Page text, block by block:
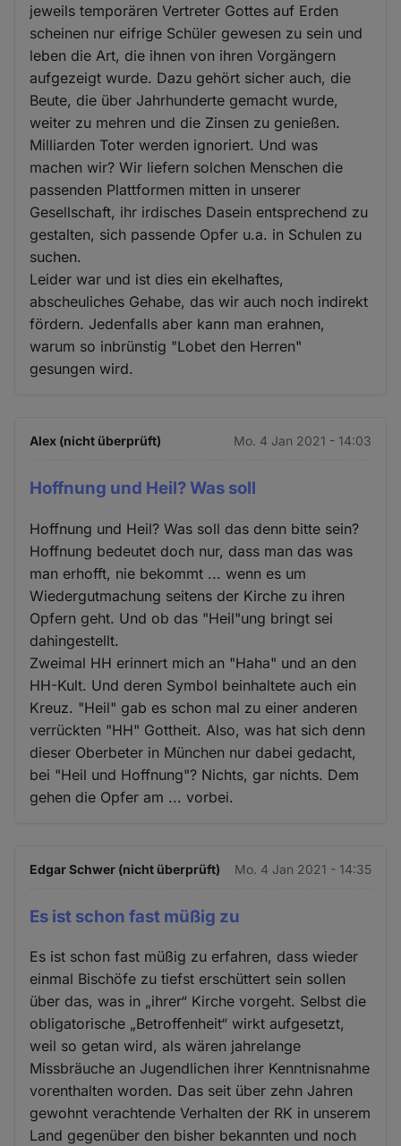
jeweils temporären Vertreter Gottes auf Erden
scheinen nur eifrige Schüler gewesen zu sein und
leben die Art, die ihnen von ihren Vorgängern
aufgezeigt wurde. Dazu gehört sicher auch, die
Beute, die über Jahrhunderte gemacht wurde,
weiter zu mehren und die Zinsen zu genießen.
Milliarden Toter werden ignoriert. Und was
machen wir? Wir liefern solchen Menschen die
passenden Plattformen mitten in unserer
Gesellschaft, ihr irdisches Dasein entsprechend zu
gestalten, sich passende Opfer u.a. in Schulen zu
suchen.
Leider war und ist dies ein ekelhaftes,
abscheuliches Gehabe, das wir auch noch indirekt
fördern. Jedenfalls aber kann man erahnen,
warum so inbrünstig "Lobet den Herren"
gesungen wird.
Alex (nicht überprüft) Mo. 4 Jan 2021 - 14:03
Hoffnung und Heil? Was soll
Hoffnung und Heil? Was soll das denn bitte sein?
Hoffnung bedeutet doch nur, dass man das was
man erhofft, nie bekommt ... wenn es um
Wiedergutmachung seitens der Kirche zu ihren
Opfern geht. Und ob das "Heil"ung bringt sei
dahingestellt.
Zweimal HH erinnert mich an "Haha" und an den
HH-Kult. Und deren Symbol beinhaltete auch ein
Kreuz. "Heil" gab es schon mal zu einer anderen
verrückten "HH" Gottheit. Also, was hat sich denn
dieser Oberbeter in München nur dabei gedacht,
bei "Heil und Hoffnung"? Nichts, gar nichts. Dem
gehen die Opfer am ... vorbei.
Edgar Schwer (nicht überprüft) Mo. 4 Jan 2021 - 14:35
Es ist schon fast müßig zu
Es ist schon fast müßig zu erfahren, dass wieder
einmal Bischöfe zu tiefst erschüttert sein sollen
über das, was in „ihrer“ Kirche vorgeht. Selbst die
obligatorische „Betroffenheit“ wirkt aufgesetzt,
weil so getan wird, als wären jahrelange
Missbräuche an Jugendlichen ihrer Kenntnisnahme
vorenthalten worden. Das seit über zehn Jahren
gewohnt verachtende Verhalten der RK in unserem
Land gegenüber den bisher bekannten und noch